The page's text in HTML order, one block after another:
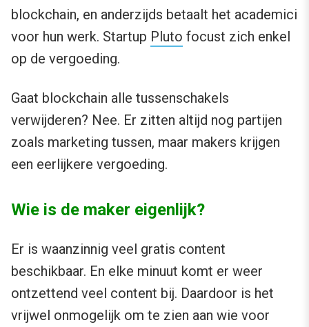
blockchain, en anderzijds betaalt het academici
voor hun werk. Startup Pluto focust zich enkel
op de vergoeding.
Gaat blockchain alle tussenschakels
verwijderen? Nee. Er zitten altijd nog partijen
zoals marketing tussen, maar makers krijgen
een eerlijkere vergoeding.
Wie is de maker eigenlijk?
Er is waanzinnig veel gratis content
beschikbaar. En elke minuut komt er weer
ontzettend veel content bij. Daardoor is het
vrijwel onmogelijk om te zien aan wie voor